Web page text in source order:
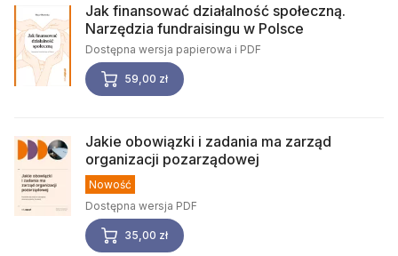
Jak finansować działalność społeczną.
Narzędzia fundraisingu w Polsce
Dostępna wersja papierowa i PDF
59,00 zł
Jakie obowiązki i zadania ma zarząd
organizacji pozarządowej
Nowość
Dostępna wersja PDF
35,00 zł